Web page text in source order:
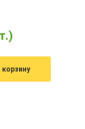
корзину